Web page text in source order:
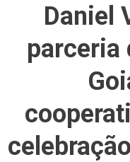
Daniel
parceria